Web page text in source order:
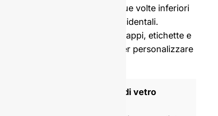
MOQ sono in media cinque volte inferiori
a quelli dei produttori occidentali.
Possiamo anche fornirvi tappi, etichette e
pellicole termoretraibili per personalizzare
Produttore di bottiglie di vetro